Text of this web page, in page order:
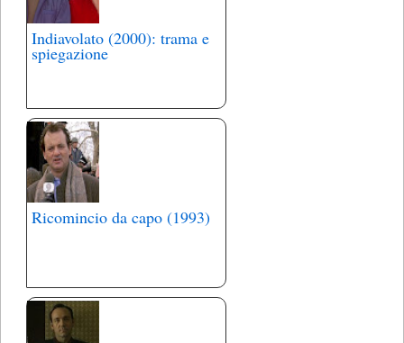
Indiavolato (2000): trama e
spiegazione
Ricomincio da capo (1993)